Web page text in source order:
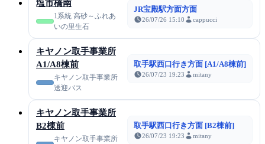
塩市橋南
1系統 高砂～ふれあ
いの里生石
JR宝殿駅方面方面
26/07/26 15:10 cappucci
キヤノン取手事業所
A1/A8棟前
キヤノン取手事業所
送迎バス
取手駅西口行き方面 [A1/A8棟前]
26/07/23 19:23 mitany
キヤノン取手事業所
B2棟前
キヤノン取手事業所
取手駅西口行き方面 [B2棟前]
26/07/23 19:23 mitany